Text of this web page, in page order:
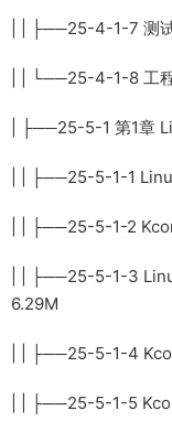
| | ├──25-4-1-7 测
| | └──25-4-1-8 工
| ├──25-5-1 第1章
| | ├──25-5-1-1
| | ├──25-5-1-2
| | ├──25-5-1-3
6.29M
| | ├──25-5-1-4
| | ├──25-5-1-5